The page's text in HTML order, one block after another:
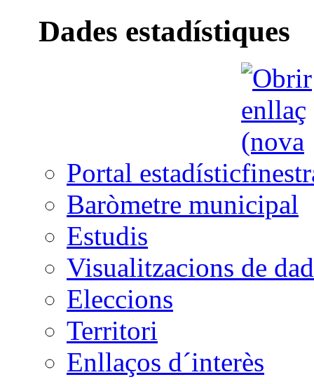
Dades estadístiques
Portal estadístic
Baròmetre municipal
Estudis
Visualitzacions de
Eleccions
Territori
Enllaços d´interès